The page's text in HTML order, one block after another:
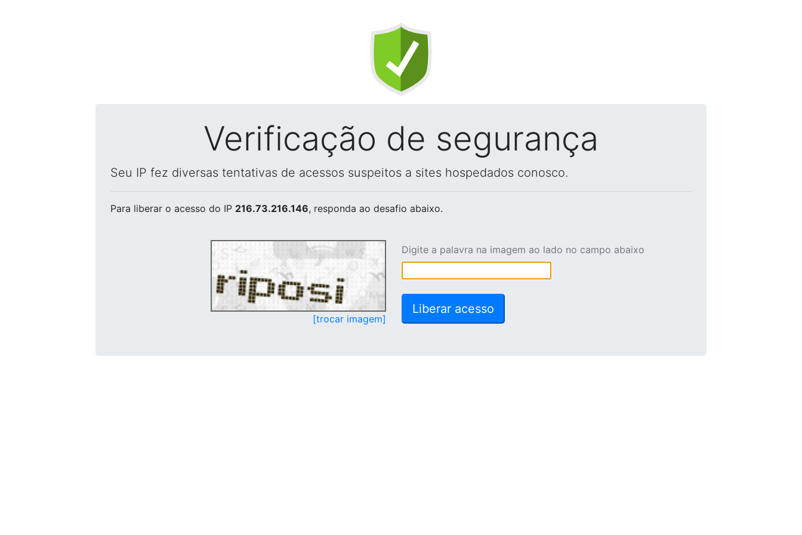
Verificação de segurança
Seu IP fez diversas tentativas de acessos suspeitos a sites hospedados conosco.
Para liberar o acesso do IP 216.73.216.146, responda ao desafio abaixo.
[trocar imagem]
Digite a palavra na imagem ao lado no campo abaixo